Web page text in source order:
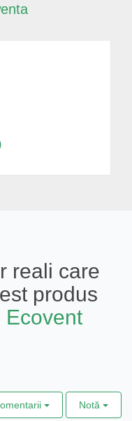
reali care
produs
Ecovent
Notă